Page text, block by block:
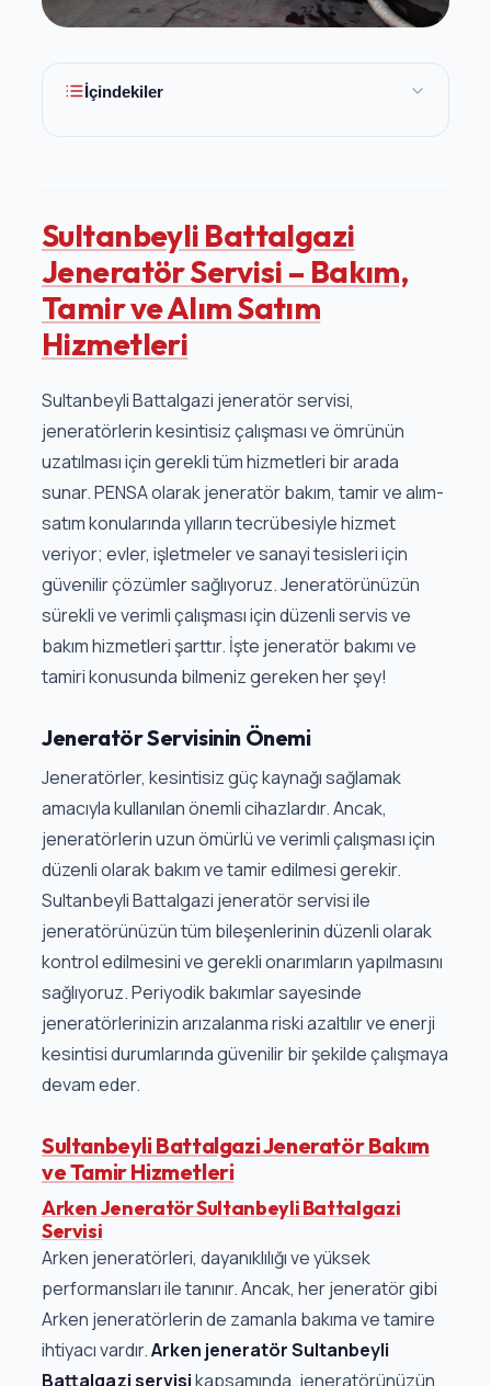
İçindekiler
Sultanbeyli Battalgazi
Jeneratör Servisi – Bakım,
Tamir ve Alım Satım
Hizmetleri
Sultanbeyli Battalgazi jeneratör servisi,
jeneratörlerin kesintisiz çalışması ve ömrünün
uzatılması için gerekli tüm hizmetleri bir arada
sunar. PENSA olarak jeneratör bakım, tamir ve alım-
satım konularında yılların tecrübesiyle hizmet
veriyor; evler, işletmeler ve sanayi tesisleri için
güvenilir çözümler sağlıyoruz. Jeneratörünüzün
sürekli ve verimli çalışması için düzenli servis ve
bakım hizmetleri şarttır. İşte jeneratör bakımı ve
tamiri konusunda bilmeniz gereken her şey!
Jeneratör Servisinin Önemi
Jeneratörler, kesintisiz güç kaynağı sağlamak
amacıyla kullanılan önemli cihazlardır. Ancak,
jeneratörlerin uzun ömürlü ve verimli çalışması için
düzenli olarak bakım ve tamir edilmesi gerekir.
Sultanbeyli Battalgazi jeneratör servisi ile
jeneratörünüzün tüm bileşenlerinin düzenli olarak
kontrol edilmesini ve gerekli onarımların yapılmasını
sağlıyoruz. Periyodik bakımlar sayesinde
jeneratörlerinizin arızalanma riski azaltılır ve enerji
kesintisi durumlarında güvenilir bir şekilde çalışmaya
devam eder.
Sultanbeyli Battalgazi Jeneratör Bakım
ve Tamir Hizmetleri
Arken Jeneratör Sultanbeyli Battalgazi
Servisi
Arken jeneratörleri, dayanıklılığı ve yüksek
performansları ile tanınır. Ancak, her jeneratör gibi
Arken jeneratörlerin de zamanla bakıma ve tamire
ihtiyacı vardır.Arken jeneratör Sultanbeyli
Battalgazi servisikapsamında, jeneratörünüzün